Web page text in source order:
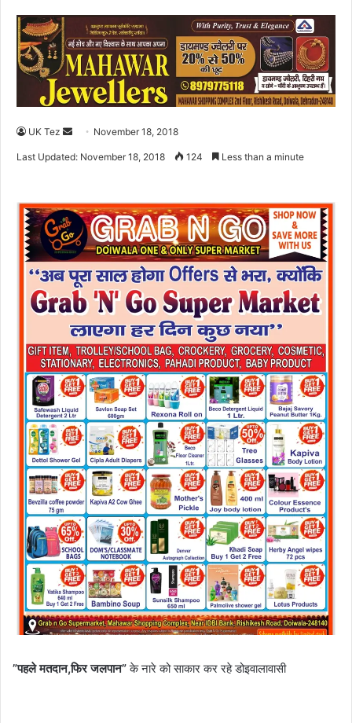
UK Tez
e
a
e
m
a
i
November 18, 2018
Last Updated: November 18, 2018 124 Less than a minute
”पहले मतदान,फिर जलपान”के नारे को साकार कर रहे डोइवालावासी